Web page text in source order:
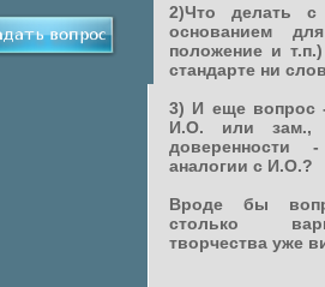
2)Что делать
основанием
положение и
стандарте ни
3) И еще вопрос
И.О. или зам.,
аналогии с И.О.?
Вроде бы
столько
творчества уже